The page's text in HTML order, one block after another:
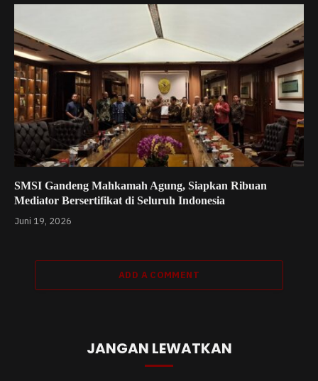
SMSI Gandeng Mahkamah Agung, Siapkan Ribuan
Mediator Bersertifikat di Seluruh Indonesia
Juni 19, 2026
ADD A COMMENT
JANGAN LEWATKAN